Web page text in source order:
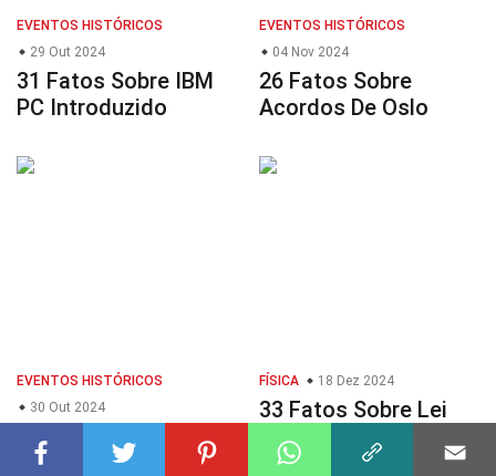
EVENTOS HISTÓRICOS
29 Out 2024
31 Fatos Sobre IBM
PC Introduzido
EVENTOS HISTÓRICOS
04 Nov 2024
26 Fatos Sobre
Acordos De Oslo
EVENTOS HISTÓRICOS
30 Out 2024
27 Fatos Sobre
Descoberta Da
FÍSICA 18 Dez 2024
33 Fatos Sobre Lei
Zero Da
Termodinâmica